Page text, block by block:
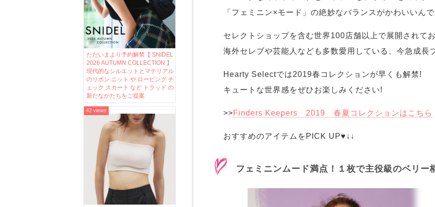
ただいまより予約解禁【 SNIDEL
2026 AUTUMN COLLECTION 】
現代的なシルエットとマテリアル
のリボン ニット や ロービング チ
ェック スカート など トラッド の
新たなかたちをご提案
42 views
「フェミニン×モード」の絶妙なバランスがかわいいん
セレクトショップを含む世界100店舗以上で展開されて
海外セレブや芸能人なども多数愛用している、今急成長
Hearty Selectでは2019春コレクションが早くも解禁!
キュートな世界感をぜひお楽しみください!
>>Finders Keepers 2019 春夏コレクションはこちら
おすすめのアイテムをPICK UP♥↓↓
フェミニンムード満点！１枚で主役級のベリー